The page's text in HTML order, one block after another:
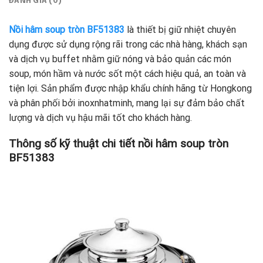
Nồi hâm soup tròn BF51383 là thiết bị giữ nhiệt chuyên
dụng được sử dụng rộng rãi trong các nhà hàng, khách sạn
và dịch vụ buffet nhằm giữ nóng và bảo quản các món
soup, món hầm và nước sốt một cách hiệu quả, an toàn và
tiện lợi. Sản phẩm được nhập khẩu chính hãng từ Hongkong
và phân phối bởi inoxnhatminh, mang lại sự đảm bảo chất
lượng và dịch vụ hậu mãi tốt cho khách hàng.
Thông số kỹ thuật chi tiết nồi hâm soup tròn
BF51383